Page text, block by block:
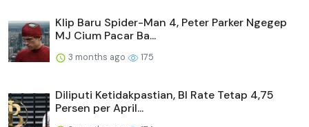
Klip Baru Spider-Man 4, Peter Parker Ngegep
MJ Cium Pacar Ba...
3 months ago 175
Diliputi Ketidakpastian, BI Rate Tetap 4,75
Persen per April...